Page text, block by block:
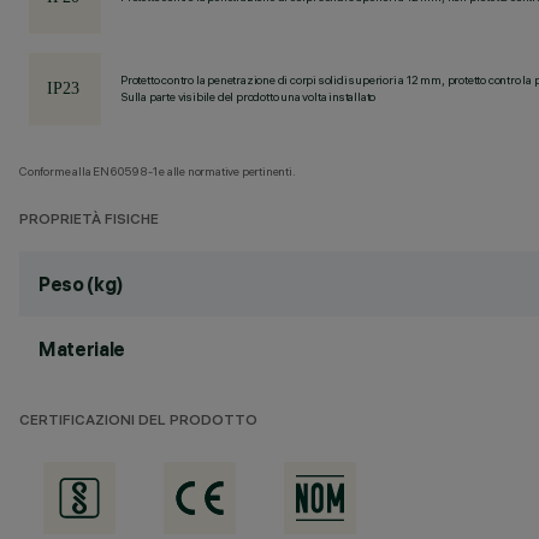
Protetto contro la penetrazione di corpi solidi superiori a 12 mm, protetto contro la
Sulla parte visibile del prodotto una volta installato
Conforme alla EN60598-1 e alle normative pertinenti.
PROPRIETÀ FISICHE
Peso (kg)
Materiale
CERTIFICAZIONI DEL PRODOTTO